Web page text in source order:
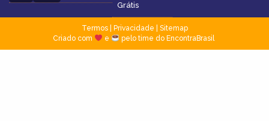
Grátis
Termos| Privacidade
Sitemap
Criado com
e pelo time do EncontraBrasil